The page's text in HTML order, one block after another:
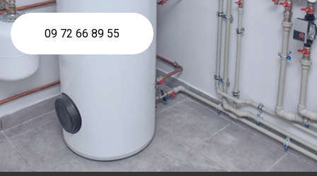
09 72 66 89 55